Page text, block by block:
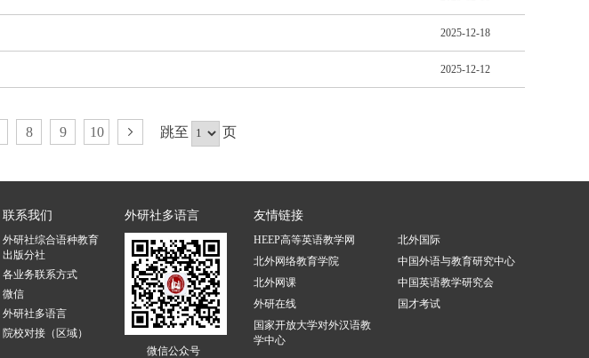
2025-12-18
2025-12-12
8 9 10 跳至 页
联系我们
外研社综合语种教育
出版分社
各业务联系方式
微信
外研社多语言
院校对接（区域）
外研社多语言
微信公众号
友情链接
HEEP高等英语教学网
北外国际
北外网络教育学院
中国外语与教育研究中心
北外网课
中国英语教学研究会
外研在线
国才考试
国家开放大学对外汉语教
学中心